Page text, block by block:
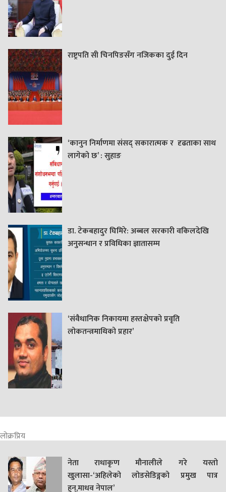
राष्ट्रपति सी चिनपिङसँग नजिकका दुई दिन
‘कानुन निर्माणमा संसद् सकारात्मक र दृढताका साथ
लागेको छ’ : सुहाङ
डा. टेकबहादुर घिमिरे: अब्बल सरकारी वकिलदेखि
अनुसन्धान र प्रविधिका ज्ञातासम्म
‘संवैधानिक निकायमा हस्तक्षेपको प्रवृति
लोकतन्त्रमाथिको प्रहार’
लोक्रप्रिय
नेता राधाकृण मौनालीले गरे यस्तो
खुलासा-‘अहिलेको लोडसेडिङ्गको प्रमुख पात्र
हुन्,माधव नेपाल’